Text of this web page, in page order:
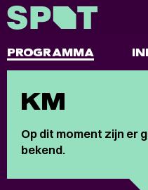
PROGRAMMA
KM
Op dit moment zijn er
bekend.